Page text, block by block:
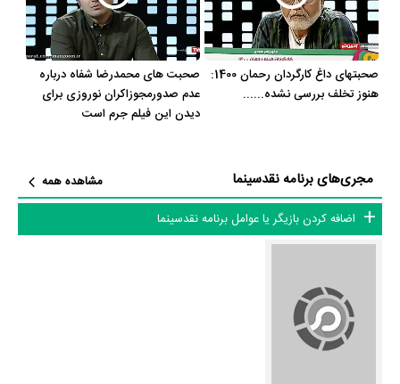
تلویزیون و تئاتر را کامل و کامل‌تر کنیم.
صحبتهای داغ کارگردان رحمان 1400:
هنوز تخلف بررسی نشده......
صحبت های محمدرضا شفاه درباره
عدم صدورمجوزاکران نوروزی برای
دیدن این فیلم جرم است
مجری‌های برنامه نقدسینما
مشاهده همه
اضافه کردن بازیگر یا عوامل برنامه نقدسینما